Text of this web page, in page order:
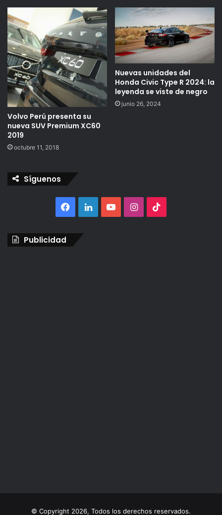
Volvo Perú presenta su
nueva SUV Premium XC60
2019
octubre 11, 2018
Nuevas unidades del
Honda Civic Type R 2024: la
leyenda se viste de negro
junio 26, 2024
Síguenos
Facebook
LinkedInYouTubeInstagram
Publicidad
© Copyright 2026, Todos los derechos reservados.